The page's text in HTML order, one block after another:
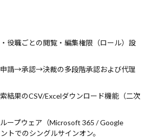
役職ごとの閲覧・編集権限（ロール）設
申請→承認→決裁の多段階承認および代理
結果のCSV/Excelダウンロード機能（二次
ループウェア（Microsoft 365 / Google
トでのシングルサインオン。